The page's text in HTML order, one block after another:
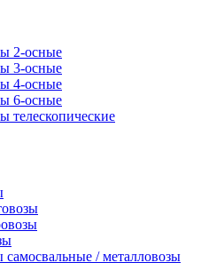
2-осные
3-осные
4-осные
6-осные
телескопические
/ металловозы